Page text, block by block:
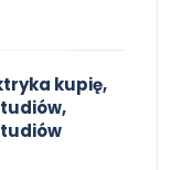
kupię,